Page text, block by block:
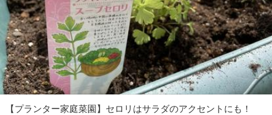
【プランター家庭菜園】セロリはサラダのアクセントにも！